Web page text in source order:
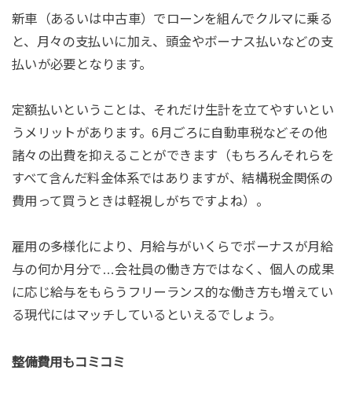
新車（あるいは中古車）でローンを組んでクルマに乗る
と、月々の支払いに加え、頭金やボーナス払いなどの支
払いが必要となります。
定額払いということは、それだけ生計を立てやすいとい
うメリットがあります。6月ごろに自動車税などその他
諸々の出費を抑えることができます（もちろんそれらを
すべて含んだ料金体系ではありますが、結構税金関係の
費用って買うときは軽視しがちですよね）。
雇用の多様化により、月給与がいくらでボーナスが月給
与の何か月分で…会社員の働き方ではなく、個人の成果
に応じ給与をもらうフリーランス的な働き方も増えてい
る現代にはマッチしているといえるでしょう。
整備費用もコミコミ